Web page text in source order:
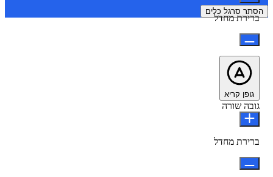
הסתר סרגל כלים
ברירת מחדל
גופן קריא
גובה שורה
ברירת מחדל